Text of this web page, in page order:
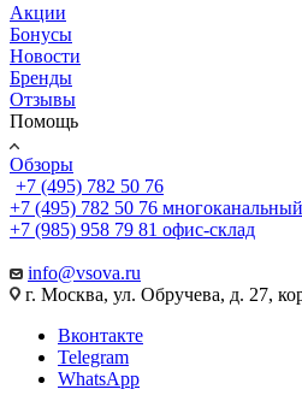
Акции
Бонусы
Новости
Бренды
Отзывы
Помощь
Обзоры
+7 (495) 782 50 76
+7 (495) 782 50 76 многоканальный
+7 (985) 958 79 81 офис-склад
info@vsova.ru
г. Москва, ул. Обручева, д. 27,
Вконтакте
Telegram
WhatsApp